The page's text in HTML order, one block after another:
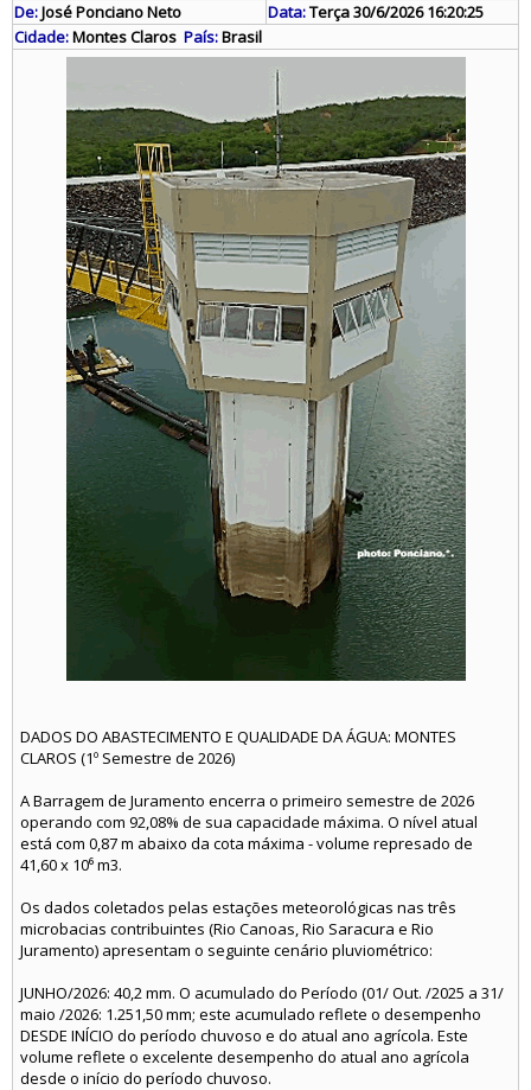
De:José Ponciano Neto Data:Terça 30/6/2026 16:20:25
Cidade:Montes Claros País:Brasil
DADOS DO ABASTECIMENTO E QUALIDADE DA ÁGUA: MONTES
CLAROS (1º Semestre de 2026)
A Barragem de Juramento encerra o primeiro semestre de 2026
operando com 92,08% de sua capacidade máxima. O nível atual
está com 0,87 m abaixo da cota máxima - volume represado de
41,60 x 10⁶ m3.
Os dados coletados pelas estações meteorológicas nas três
microbacias contribuintes (Rio Canoas, Rio Saracura e Rio
Juramento) apresentam o seguinte cenário pluviométrico:
JUNHO/2026: 40,2 mm. O acumulado do Período (01/ Out. /2025 a 31/
maio /2026: 1.251,50 mm; este acumulado reflete o desempenho
DESDE INÍCIO do período chuvoso e do atual ano agrícola. Este
volume reflete o excelente desempenho do atual ano agrícola
desde o início do período chuvoso.